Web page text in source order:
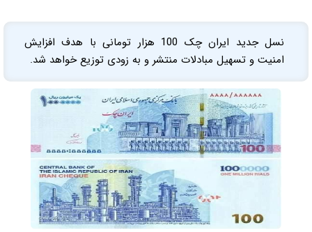
نسل جدید ایران چک 100 هزار تومانی با هدف افزایش
امنیت و تسهیل مبادلات منتشر و به زودی توزیع خواهد شد.